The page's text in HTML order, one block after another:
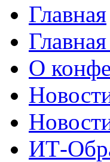
Главная
О
ИТ-